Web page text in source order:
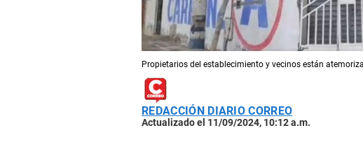
Propietarios del establecimiento y vecinos están
REDACCIÓN DIARIO CORREO
Actualizado el 11/09/2024, 10:12 a.m.